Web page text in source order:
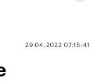
29.04.2022 07:15:41